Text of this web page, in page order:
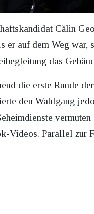
Călin
er auf dem Weg
das
die erste Runde
den Wahlgang
Videos. Parallel zur